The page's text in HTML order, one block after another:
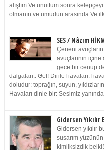
alıştım Ve unuttum sonra
olmanın ve umudun arasında Ve
SES / Nâzım
Çeneni
avuçlarının
gece bir cenup
dalgaları.. Gel! Dinle havaları:
doludur: toprağın, suyun,
Havaları dinle bir: Sesimiz
Gidersen
Gidersen yıkılır
susarım
kimliksizdik